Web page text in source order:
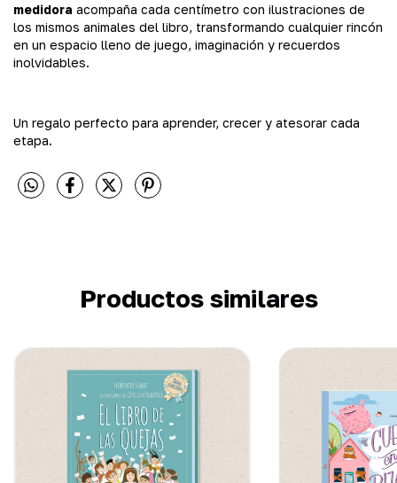
medidora acompaña cada centímetro con ilustraciones de
los mismos animales del libro, transformando cualquier rincón
en un espacio lleno de juego, imaginación y recuerdos
inolvidables.
Un regalo perfecto para aprender, crecer y atesorar cada
etapa.
Productos similares